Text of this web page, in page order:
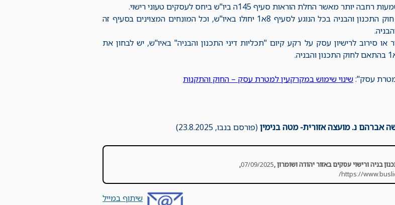
מאשר החלת הוראות סעיף 145ה ביו"ש ביחס לעסקים טעוני רישוי.
משמעותו היא כי גם הוראות חוק התכנון והבניה בכל הנוגע לסעיף 8א1 יחולו באיו"ש, וכל המונחים המצוינים בסעיף זה
סירוב לרישיון עסק על רקע קיום "תכליות דיני התכנון והבניה" באיו"ש, יש לבחון את
עסק":שינוי שימוש במקרקעין למטרת עסק – החוק והתקנות
אברהם נ. מועצה אזורית- מטה בנימין(פורסם בנבו, 23.8.2025)
בניה ורישוי עסקים באזור יהודה ושומרון,
07/09/2025
,
https://
שיתוף במייל